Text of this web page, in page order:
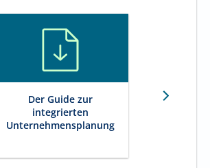
Der Guide zur
integrierten
Unternehmensplanung